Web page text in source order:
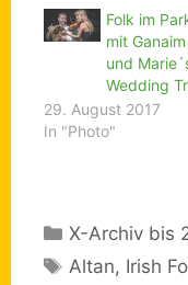
Folk im
mit Ganaim
und
Wedding
29. August 2017
In "Photo"
Kategorien
X-Archiv bis
Schlagwörter
Altan, Irish